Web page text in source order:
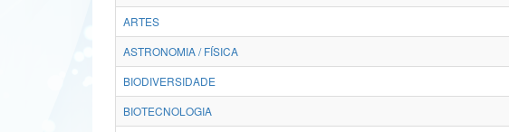
ARTES
ASTRONOMIA / FÍSICA
BIODIVERSIDADE
BIOTECNOLOGIA